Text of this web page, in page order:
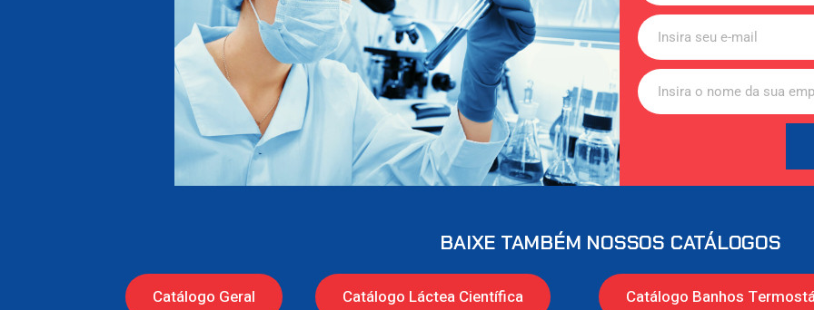
BAIXE TAMBÉM NOSSOS CATÁLOGOS
Catálogo Geral Catálogo Láctea Científica Catálogo Banhos